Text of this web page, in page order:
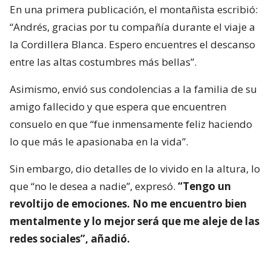
En una primera publicación, el montañista escribió:
“Andrés, gracias por tu compañía durante el viaje a
la Cordillera Blanca. Espero encuentres el descanso
entre las altas costumbres más bellas”.
Asimismo, envió sus condolencias a la familia de su
amigo fallecido y que espera que encuentren
consuelo en que “fue inmensamente feliz haciendo
lo que más le apasionaba en la vida”.
Sin embargo, dio detalles de lo vivido en la altura, lo
que “no le desea a nadie”, expresó. “Tengo un
revoltijo de emociones. No me encuentro bien
mentalmente y lo mejor será que me aleje de las
redes sociales”, añadió.